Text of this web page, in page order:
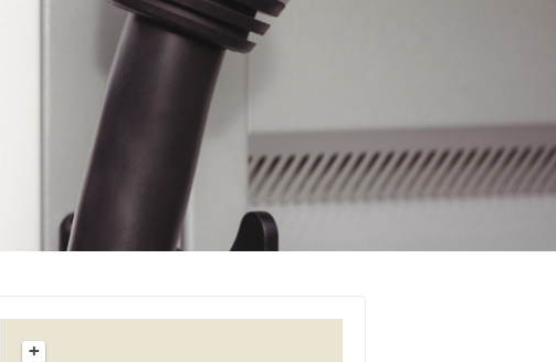
+